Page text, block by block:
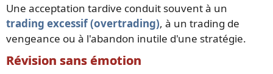
Une acceptation tardive conduit souvent à un
trading excessif (overtrading), à un trading de
vengeance ou à l'abandon inutile d'une stratégie.
Révision sans émotion